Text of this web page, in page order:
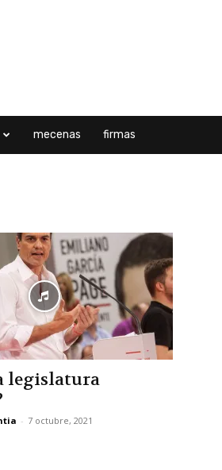
mecenas firmas
legislatura
- 7 octubre, 2021